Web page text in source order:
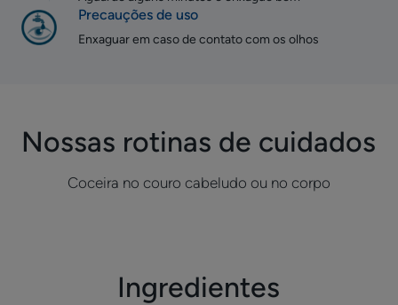
Precauções de uso
Enxaguar em caso de contato com os olhos
Nossas rotinas de cuidados
Coceira no couro cabeludo ou no corpo
Ingredientes